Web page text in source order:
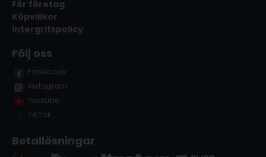
För företag
Köpvillkor
Intergritspolicy
Följ oss
Facebook
Instagram
Youtube
TikTok
Betallösningar